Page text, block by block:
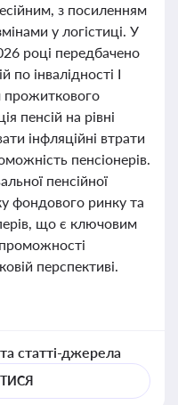
з посиленням
у логістиці. У
році передбачено
по інвалідності І
прожиткового
пенсій на рівні
інфляційні втрати
пенсіонерів.
пенсійної
фондового ринку та
що є ключовим
перспективі.
статті-джерела